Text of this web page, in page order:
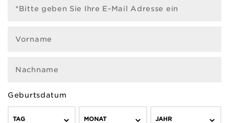
*Bitte geben Sie Ihre E-Mail Adresse ein
Vorname
Nachname
Geburtsdatum
TAG MONAT JAHR